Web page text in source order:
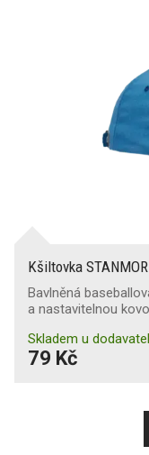
Kšiltovka
Bavlněná
a nastavitelnou
Skladem u
79 Kč